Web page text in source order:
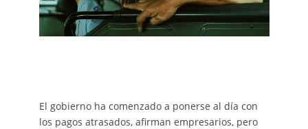
El gobierno ha comenzado a ponerse al día con
los pagos atrasados, afirman empresarios, pero